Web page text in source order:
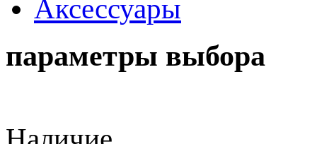
Аксессуары
параметры выбора